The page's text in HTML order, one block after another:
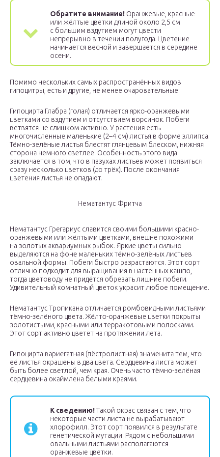
Обратите внимание! Оранжевые, красные
или жёлтые цветки длиной около 2,5 см
с большим вздутием могут цвести
непрерывно в течении полугода. Цветение
начинается весной и завершается в середине
осени.
Помимо нескольких самых распространённых видов
гипоцитры, есть и другие, не менее очаровательные.
Гипоцирта Глабра (голая) отличается ярко-оранжевыми
цветками со вздутием и отсутствием ворсинок. Побеги
ветвятся не слишком активно. У растения есть
многочисленные маленькие (2–4 см) листья в форме эллипса.
Тёмно-зелёные листья блестят глянцевым блеском, нижняя
сторона немного светлее. Особенность этого вида
заключается в том, что в пазухах листьев может появиться
сразу несколько цветков (до трёх). После окончания
цветения листья не опадают.
Нематантус Фритча
Нематантус Грегариус славится своими большими красно-
оранжевыми или жёлтыми цветками, внешне похожими
на золотых аквариумных рыбок. Яркие цветы сильно
выделяются на фоне маленьких тёмно-зелёных листьев
овальной формы. Побеги быстро разрастаются. Этот сорт
отлично подходит для выращивания в настенных кашпо,
тогда цветоводу не придётся обрезать лишние побеги.
Удивительный комнатный цветок украсит любое помещение.
Нематантус Тропикана отличается ромбовидными листьями
тёмно-зелёного цвета. Жёлто-оранжевые цветки покрыты
золотистыми, красными или терракотовыми полосками.
Этот сорт активно цветёт на протяжении лета.
Гипоцирта вариегатная (пёстролистная) знаменита тем, что
её листья окрашены в два цвета. Сердцевина листа может
быть более светлой, чем края. Очень часто тёмно-зелёная
сердцевина окаймлена белыми краями.
К сведению!Такой окрас связан с тем, что
некоторые части листа не вырабатывают
хлорофилл. Этот сорт появился в результате
генетической мутации. Рядом с небольшими
овальными листьями располагаются
оранжевые цветки.